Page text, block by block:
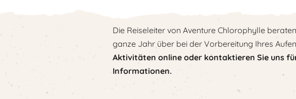
Die Reiseleiter von Aventure Chlorophylle
ganze Jahr über bei der Vorbereitung Ihres
Aktivitäten online oder kontaktieren Sie uns
Informationen.